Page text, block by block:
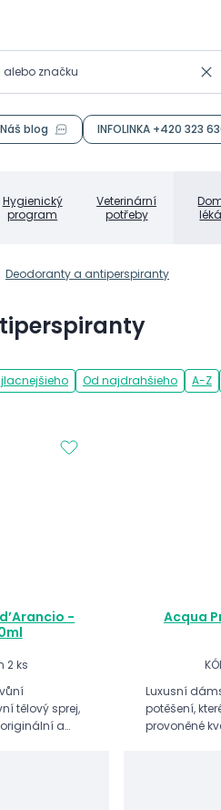
Hygienický
program
Veterinární
potřeby
Náš blog INFOLINKA +420 323
Deodoranty a antiperspiranty
Od najdrahšieho A-Z
-
2 ks
tělový sprej,
a
Acqua
Luxusní
potěšení,
provoněné